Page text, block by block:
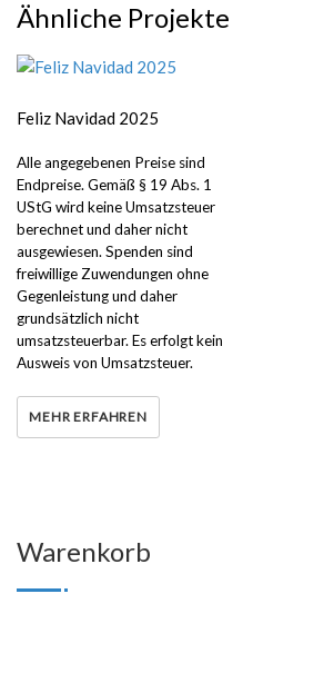
Ähnliche Projekte
Feliz Navidad 2025
Alle angegebenen Preise sind
Endpreise. Gemäß § 19 Abs. 1
UStG wird keine Umsatzsteuer
berechnet und daher nicht
ausgewiesen. Spenden sind
freiwillige Zuwendungen ohne
Gegenleistung und daher
grundsätzlich nicht
umsatzsteuerbar. Es erfolgt kein
Ausweis von Umsatzsteuer.
MEHR ERFAHREN
Warenkorb